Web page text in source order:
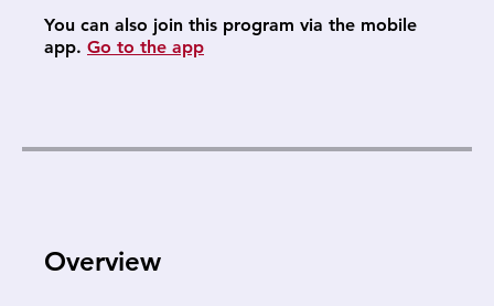
You can also join this program via the mobile
app. Go to the app
Overview